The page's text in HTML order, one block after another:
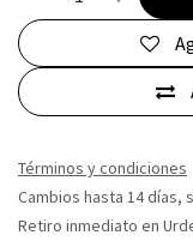
Términos y condiciones
Cambios hasta 14 días,
Retiro inmediato en